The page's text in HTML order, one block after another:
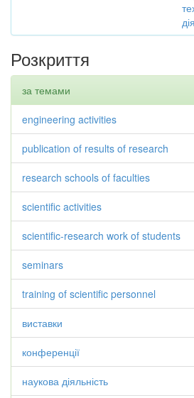
Розкриття
за темами
engineering activities
publication of results of research
research schools of faculties
scientific activities
scientific-research work of students
seminars
training of scientific personnel
виставки
конференції
наукова діяльність